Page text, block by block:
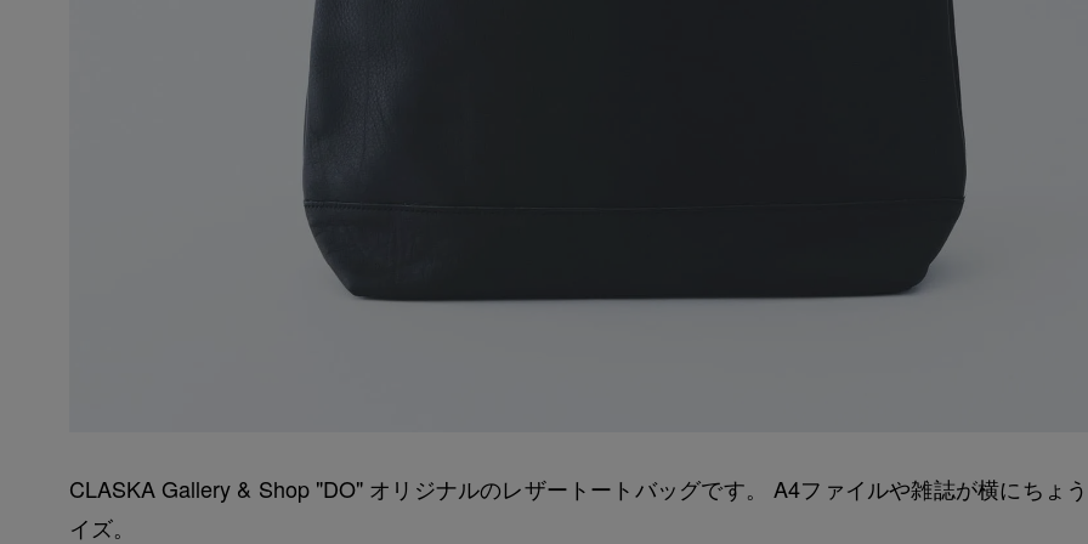
CLASKA Gallery & Shop "DO" オリジナルのレザートートバッグです。 A4ファイルや雑誌が横にちょ
イズ。